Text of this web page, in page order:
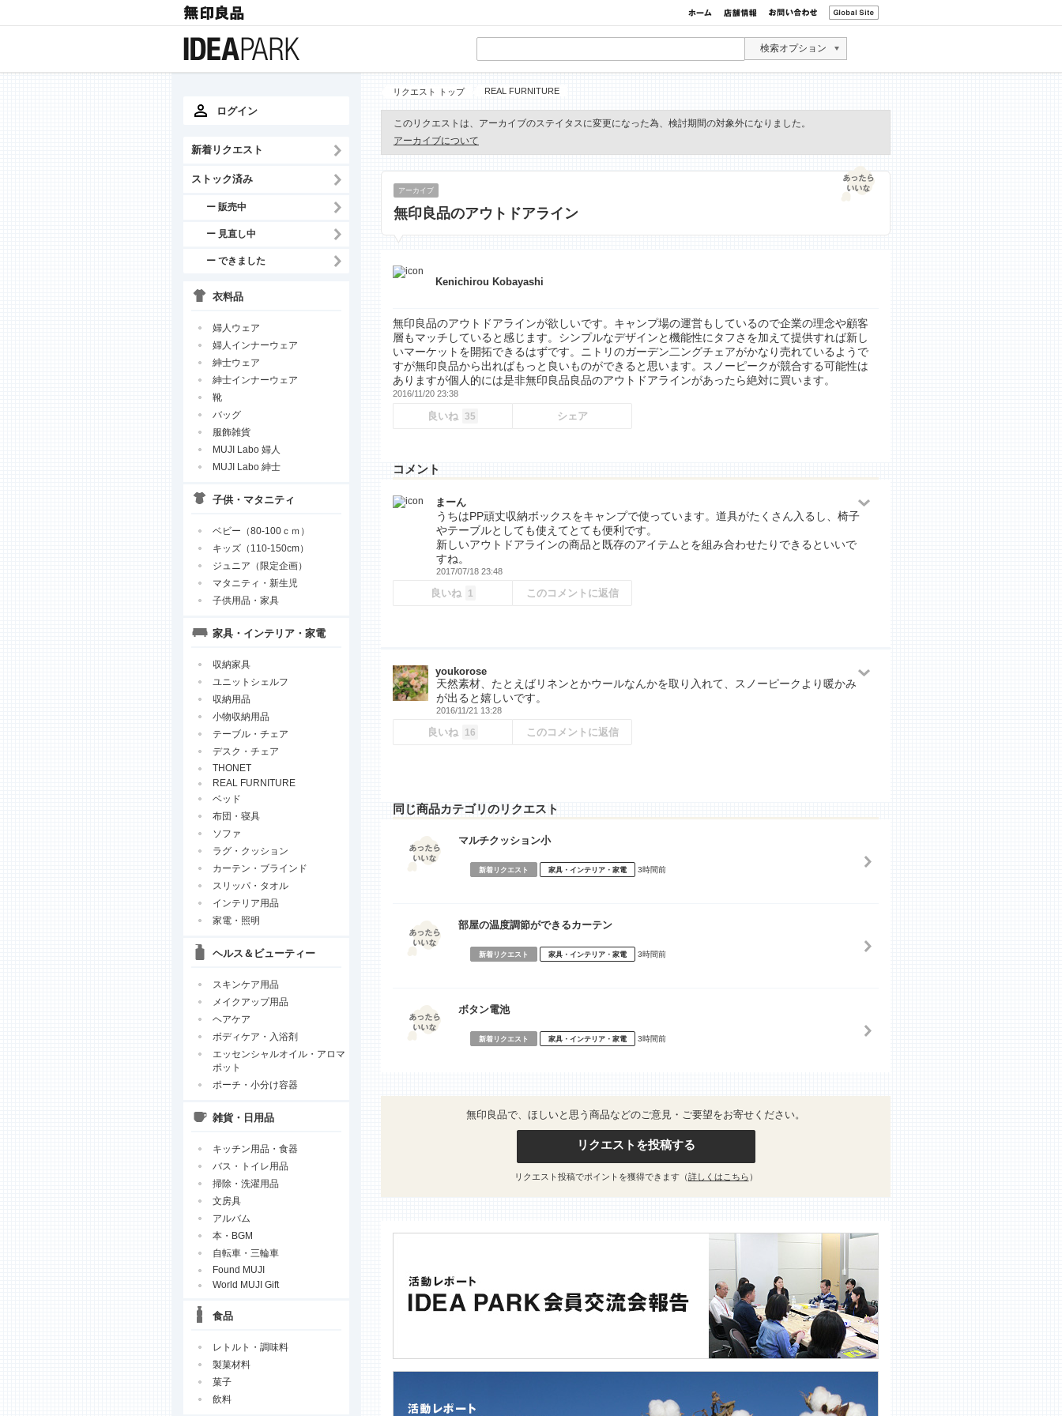
検索オプション
ログイン
新着リクエスト
ストック済み
ー 販売中
ー 見直し中
ー できました
衣料品
婦人ウェア
婦人インナーウェア
紳士ウェア
紳士インナーウェア
靴
バッグ
服飾雑貨
MUJI Labo 婦人
MUJI Labo 紳士
子供・マタニティ
ベビー（80-100ｃｍ）
キッズ（110-150cm）
ジュニア（限定企画）
マタニティ・新生児
子供用品・家具
家具・インテリア・家電
収納家具
ユニットシェルフ
収納用品
小物収納用品
テーブル・チェア
デスク・チェア
THONET
REAL FURNITURE
ベッド
布団・寝具
ソファ
ラグ・クッション
カーテン・ブラインド
スリッパ・タオル
インテリア用品
家電・照明
ヘルス＆ビューティー
スキンケア用品
メイクアップ用品
ヘアケア
ボディケア・入浴剤
エッセンシャルオイル・アロマ
ポット
ポーチ・小分け容器
雑貨・日用品
キッチン用品・食器
バス・トイレ用品
掃除・洗濯用品
文房具
アルバム
本・BGM
自転車・三輪車
Found MUJI
World MUJI Gift
食品
レトルト・調味料
製菓材料
菓子
飲料
リクエスト トップ REAL FURNITURE
このリクエストは、アーカイブのステイタスに変更になった為、検討期間の対象外になりました。
アーカイブについて
アーカイブ
無印良品のアウトドアライン
Kenichirou Kobayashi
無印良品のアウトドアラインが欲しいです。キャンプ場の運営もしているので企業の理念や顧客
層もマッチしていると感じます。シンプルなデザインと機能性にタフさを加えて提供すれば新し
いマーケットを開拓できるはずです。ニトリのガーデン二ングチェアがかなり売れているようで
すが無印良品から出ればもっと良いものができると思います。スノーピークが競合する可能性は
ありますが個人的には是非無印良品良品のアウトドアラインがあったら絶対に買います。
2016/11/20 23:38
良いね 35 シェア
コメント
まーん
うちはPP頑丈収納ボックスをキャンプで使っています。道具がたくさん入るし、椅子
やテーブルとしても使えてとても便利です。
新しいアウトドアラインの商品と既存のアイテムとを組み合わせたりできるといいで
すね。
2017/07/18 23:48
良いね 1 このコメントに返信
youkorose
天然素材、たとえばリネンとかウールなんかを取り入れて、スノーピークより暖かみ
が出ると嬉しいです。
2016/11/21 13:28
良いね 16 このコメントに返信
同じ商品カテゴリのリクエスト
マルチクッション小
新着リクエスト 家具・インテリア・家電 3時間前
部屋の温度調節ができるカーテン
新着リクエスト 家具・インテリア・家電 3時間前
ボタン電池
新着リクエスト 家具・インテリア・家電 3時間前
無印良品で、ほしいと思う商品などのご意見・ご要望をお寄せください。
リクエストを投稿する
リクエスト投稿でポイントを獲得できます（詳しくはこちら ）